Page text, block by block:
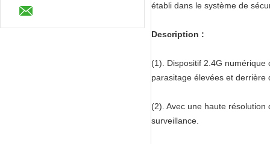
établi dans le système de
Description :
(1). Dispositif 2.4G
parasitage élevées et
(2). Avec une haute
surveillance.